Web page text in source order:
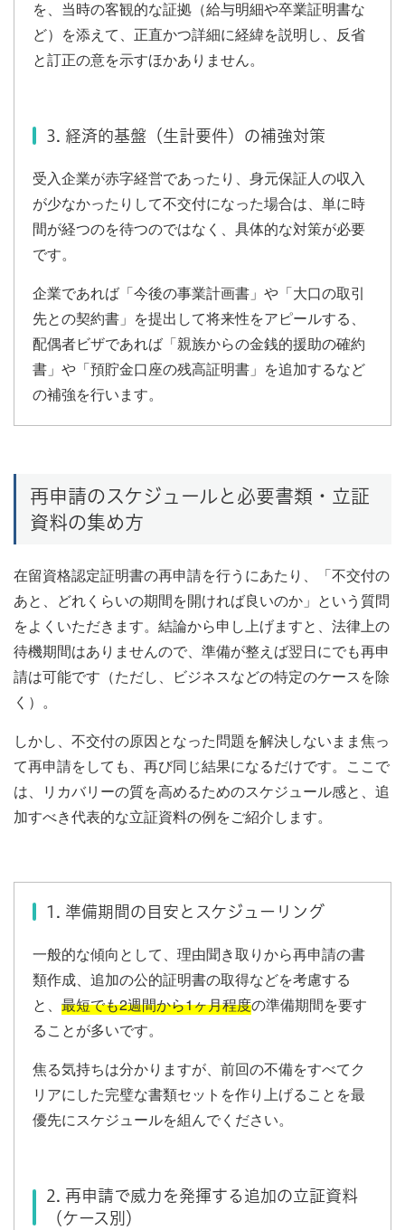
を、当時の客観的な証拠（給与明細や卒業証明書な
ど）を添えて、正直かつ詳細に経緯を説明し、反省
と訂正の意を示すほかありません。
3. 経済的基盤（生計要件）の補強対策
受入企業が赤字経営であったり、身元保証人の収入
が少なかったりして不交付になった場合は、単に時
間が経つのを待つのではなく、具体的な対策が必要
です。
企業であれば「今後の事業計画書」や「大口の取引
先との契約書」を提出して将来性をアピールする、
配偶者ビザであれば「親族からの金銭的援助の確約
書」や「預貯金口座の残高証明書」を追加するなど
の補強を行います。
再申請のスケジュールと必要書類・立証
資料の集め方
在留資格認定証明書の再申請を行うにあたり、「不交付の
あと、どれくらいの期間を開ければ良いのか」という質問
をよくいただきます。結論から申し上げますと、法律上の
待機期間はありませんので、準備が整えば翌日にでも再申
請は可能です（ただし、ビジネスなどの特定のケースを除
く）。
しかし、不交付の原因となった問題を解決しないまま焦っ
て再申請をしても、再び同じ結果になるだけです。ここで
は、リカバリーの質を高めるためのスケジュール感と、追
加すべき代表的な立証資料の例をご紹介します。
1. 準備期間の目安とスケジューリング
一般的な傾向として、理由聞き取りから再申請の書
類作成、追加の公的証明書の取得などを考慮する
と、 最短でも2週間から1ヶ月程度の準備期間を要す
ることが多いです。
焦る気持ちは分かりますが、前回の不備をすべてク
リアにした完璧な書類セットを作り上げることを最
優先にスケジュールを組んでください。
2. 再申請で威力を発揮する追加の立証資料
（ケース別）